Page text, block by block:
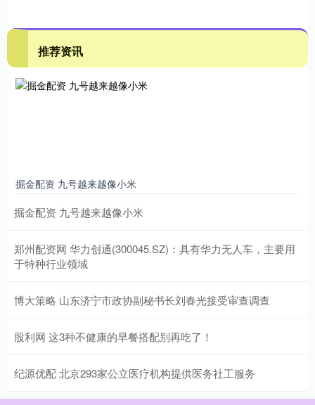
推荐资讯
掘金配资 九号越来越像小米
掘金配资 九号越来越像小米
郑州配资网 华力创通(300045.SZ)：具有华力无人车，主要用
于特种行业领域
博大策略 山东济宁市政协副秘书长刘春光接受审查调查
股利网 这3种不健康的早餐搭配别再吃了！
纪源优配 北京293家公立医疗机构提供医务社工服务